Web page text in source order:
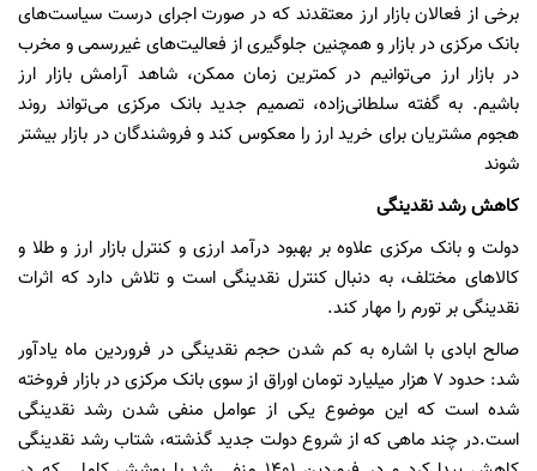
برخی از فعالان بازار ارز معتقدند که در صورت اجرای درست سیاست‌های
بانک مرکزی در بازار و همچنین جلوگیری از فعالیت‌های غیررسمی و مخرب
در بازار ارز می‌توانیم در کمترین زمان ممکن، شاهد آرامش بازار ارز
باشیم. به گفته سلطانی‌زاده، تصمیم جدید بانک مرکزی می‌تواند روند
هجوم مشتریان برای خرید ارز را معکوس کند و فروشندگان در بازار بیشتر
شوند
کاهش رشد نقدینگی
دولت و بانک مرکزی علاوه بر بهبود درآمد ارزی و کنترل بازار ارز و طلا و
کالاهای مختلف، به دنبال کنترل نقدینگی است و تلاش دارد که اثرات
نقدینگی بر تورم را مهار کند.
صالح ابادی با اشاره به کم شدن حجم نقدینگی در فروردین ماه یادآور
شد: حدود ۷ هزار میلیارد تومان اوراق از سوی بانک مرکزی در بازار فروخته
شده است که این موضوع یکی از عوامل منفی شدن رشد نقدینگی
است.در چند ماهی که از شروع دولت جدید گذشته، شتاب رشد نقدینگی